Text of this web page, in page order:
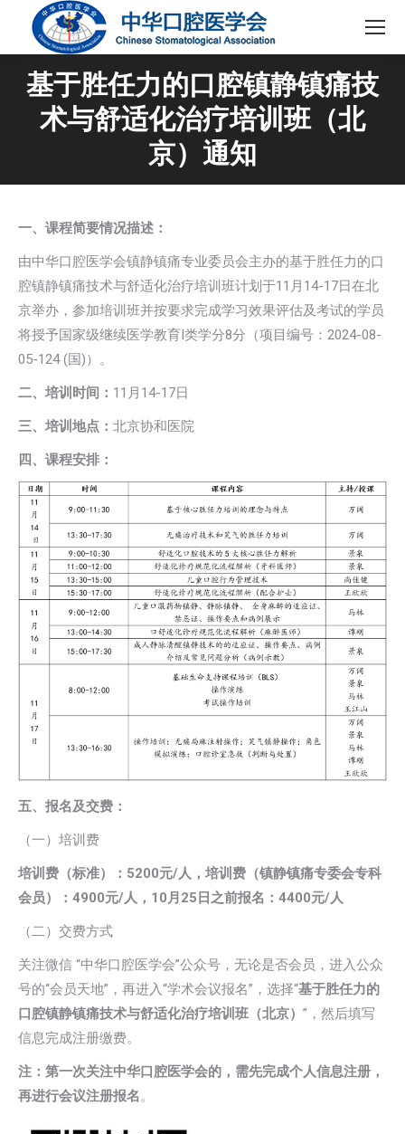
基于胜任力的口腔镇静镇痛技
术与舒适化治疗培训班（北
京）通知
一、课程简要情况描述：
由中华口腔医学会镇静镇痛专业委员会主办的基于胜任力的口
腔镇静镇痛技术与舒适化治疗培训班计划于11月14-17日在北
京举办，参加培训班并按要求完成学习效果评估及考试的学员
将授予国家级继续医学教育I类学分8分（项目编号：2024-08-
05-124 (国)）。
二、培训时间： 11月14-17日
三、培训地点： 北京协和医院
四、课程安排：
五、报名及交费：
（一）培训费
培训费（标准）：5200元/人，培训费（镇静镇痛专委会专科
会员）：4900元/人，10月25日之前报名：4400元/人
（二）交费方式
关注微信 “中华口腔医学会”公众号，无论是否会员，进入公众
号的“会员天地”，再进入“学术会议报名”，选择“基于胜任力的
口腔镇静镇痛技术与舒适化治疗培训班（北京） ”，然后填写
信息完成注册缴费。
注：第一次关注中华口腔医学会的，需先完成个人信息注册，
再进行会议注册报名。